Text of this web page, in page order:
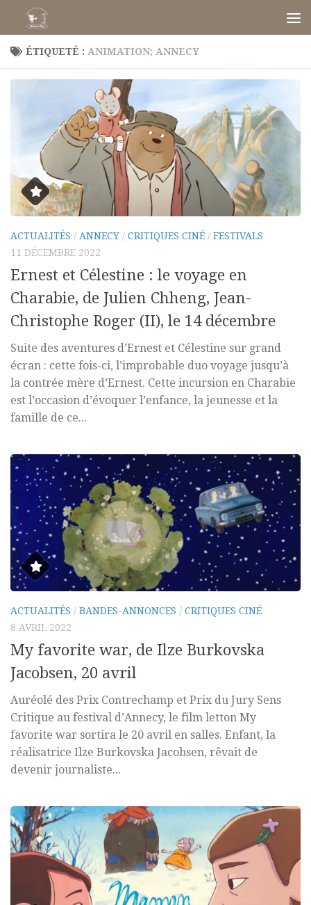
Skip to content
ÉTIQUETÉ : ANIMATION; ANNECY
ACTUALITÉS / ANNECY / CRITIQUES CINÉ / FESTIVALS
11 DÉCEMBRE 2022
Ernest et Célestine : le voyage en
Charabie, de Julien Chheng, Jean-
Christophe Roger (II), le 14 décembre
Suite des aventures d’Ernest et Célestine sur grand
écran : cette fois-ci, l’improbable duo voyage jusqu’à
la contrée mère d’Ernest. Cette incursion en Charabie
est l’occasion d’évoquer l’enfance, la jeunesse et la
famille de ce...
ACTUALITÉS / BANDES-ANNONCES / CRITIQUES CINÉ
8 AVRIL 2022
My favorite war, de Ilze Burkovska
Jacobsen, 20 avril
Auréolé des Prix Contrechamp et Prix du Jury Sens
Critique au festival d’Annecy, le film letton My
favorite war sortira le 20 avril en salles. Enfant, la
réalisatrice Ilze Burkovska Jacobsen, rêvait de
devenir journaliste...